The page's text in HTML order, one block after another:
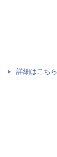
詳細はこちら